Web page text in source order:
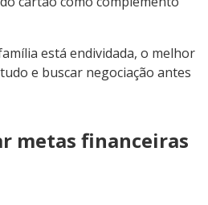
está endividada, o melhor
e buscar negociação antes
metas financeiras